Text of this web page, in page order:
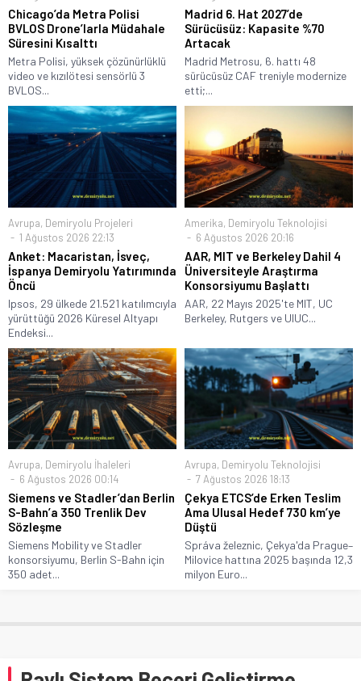
Chicago’da Metra Polisi
BVLOS Drone’larla Müdahale
Süresini Kısalttı
Metra Polisi, yüksek çözünürlüklü
video ve kızılötesi sensörlü 3
BVLOS...
Madrid 6. Hat 2027’de
Sürücüsüz: Kapasite %70
Artacak
Madrid Metrosu, 6. hattı 48
sürücüsüz CAF treniyle modernize
etti;...
Avrupa, Demiryolu Projeleri
1 Ağustos 2026 22:13
Anket: Macaristan, İsveç,
İspanya Demiryolu Yatırımında
Öncü
Ipsos, 29 ülkede 21.521 katılımcıyla
yürüttüğü 2026 Küresel Altyapı
Endeksi...
Amerika, Demiryolu Teknolojisi
6 Ağustos 2026 20:16
AAR, MIT ve Berkeley Dahil 4
Üniversiteyle Araştırma
Konsorsiyumu Başlattı
AAR, 22 Mayıs 2025'te MIT, UC
Berkeley, Rutgers ve UIUC...
Avrupa, Demiryolu İhaleleri
6 Ağustos 2026 00:14
Siemens ve Stadler’dan Berlin
S-Bahn’a 350 Trenlik Dev
Sözleşme
Siemens Mobility ve Stadler
konsorsiyumu, Berlin S-Bahn için
350 adet...
Avrupa, Demiryolu Teknolojisi
7 Ağustos 2026 18:13
Çekya ETCS’de Erken Teslim
Ama Ulusal Hedef 730 km’ye
Düştü
Správa železnic, Çekya'da Prague–
Milovice hattına 2025 başında 12,3
milyon Euro...